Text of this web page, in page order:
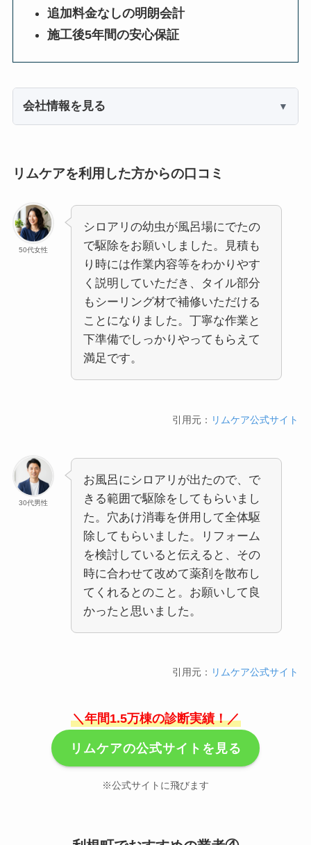
追加料金なしの明朗会計
施工後5年間の安心保証
会社情報を見る
リムケアを利用した方からの口コミ
50代女性
シロアリの幼虫が風呂場にでたの
で駆除をお願いしました。見積も
り時には作業内容等をわかりやす
く説明していただき、タイル部分
もシーリング材で補修いただける
ことになりました。丁寧な作業と
下準備でしっかりやってもらえて
満足です。
引用元： リムケア公式サイト
30代男性
お風呂にシロアリが出たので、で
きる範囲で駆除をしてもらいまし
た。穴あけ消毒を併用して全体駆
除してもらいました。リフォーム
を検討していると伝えると、その
時に合わせて改めて薬剤を散布し
てくれるとのこと。お願いして良
かったと思いました。
引用元： リムケア公式サイト
＼年間1.5万棟の診断実績！／
リムケアの公式サイトを見る
※公式サイトに飛びます